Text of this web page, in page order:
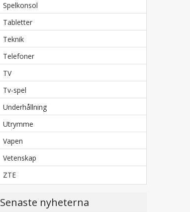
Spelkonsol
Tabletter
Teknik
Telefoner
TV
Tv-spel
Underhållning
Utrymme
Vapen
Vetenskap
ZTE
Senaste nyheterna